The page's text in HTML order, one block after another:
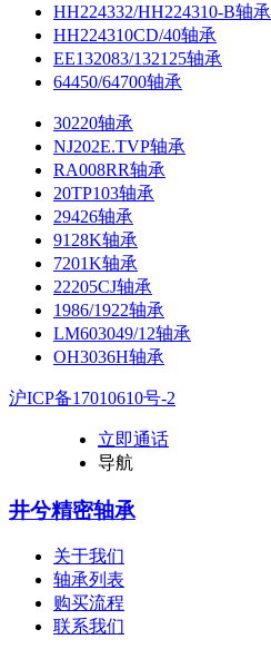
HH224332/HH224310-B轴承
HH224310CD/40轴承
EE132083/132125轴承
64450/64700轴承
30220轴承
NJ202E.TVP轴承
RA008RR轴承
20TP103轴承
29426轴承
9128K轴承
7201K轴承
22205CJ轴承
1986/1922轴承
LM603049/12轴承
OH3036H轴承
沪ICP备17010610号-2
立即通话
导航
井兮精密轴承
关于我们
轴承列表
购买流程
联系我们